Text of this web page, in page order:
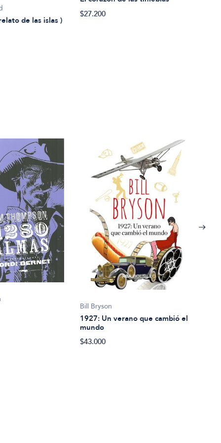
de las islas )
$27.200
Bill Bryson
1927: Un verano que cambió el
mundo
$43.000